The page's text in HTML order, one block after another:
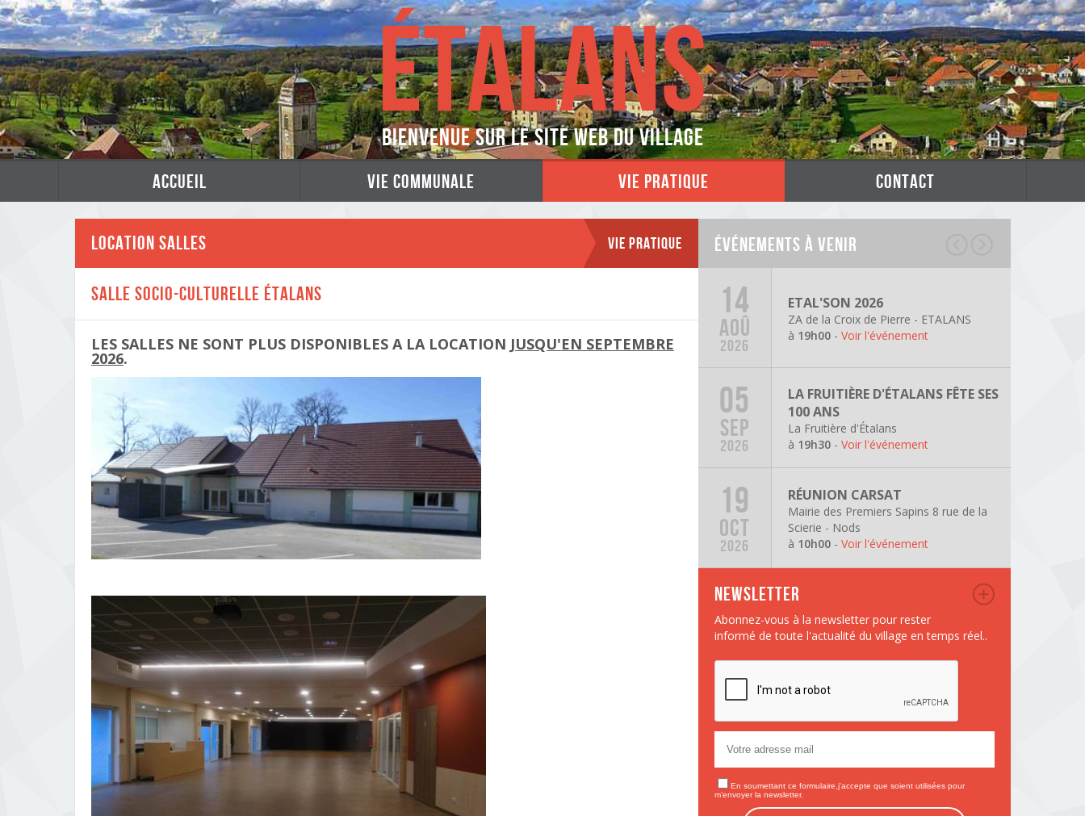
ÉTALANS
Bienvenue sur le site web du village
accueil vie communale vie pratique contact
Location Salles Vie Pratique
Salle Socio-Culturelle Étalans
LES SALLES NE SONT PLUS DISPONIBLES A LA LOCATION JUSQU'EN SEPTEMBRE
2026.
Événements à venir
14
AOÛ
2026
ETAL'SON 2026
ZA de la Croix de Pierre - ETALANS
à 19h00 -Voir l'événement
05
SEP
2026
LA FRUITIÈRE D'ÉTALANS FÊTE SES
100 ANS
La Fruitière d'Étalans
à 19h30 -Voir l'événement
19
OCT
2026
RÉUNION CARSAT
Mairie des Premiers Sapins 8 rue de la
Scierie - Nods
à 10h00 -Voir l'événement
Newsletter
Abonnez-vous à la newsletter pour rester
informé de toute l'actualité du village en temps réel..
En soumettant ce formulaire,j'accepte que soient utilisées pour
m’envoyer la newsletter.